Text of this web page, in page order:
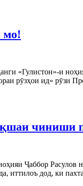
мо!
«Гулистон»-и
рӯзҳои ид» рӯзи
чиниши
Ҷаббор Расулов
иттилоъ дод, ки